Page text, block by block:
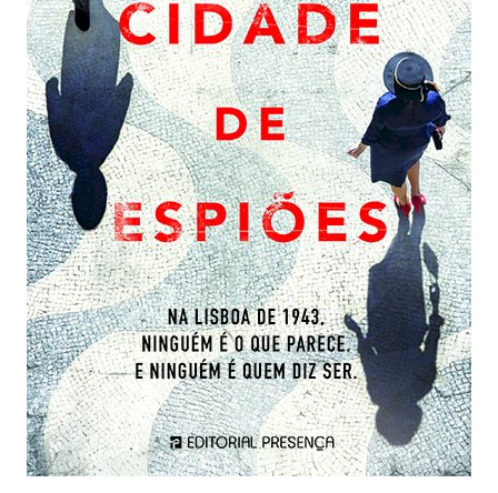
Saúde
Ficha técnica
Cultura
Lazer
Ambiente